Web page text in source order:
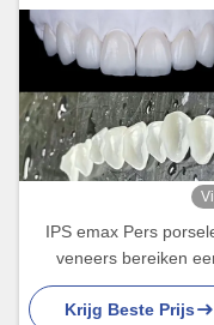
IPS emax Pers
veneers bereiken
natuurlijke en
glimlach
Krijg Beste Prijs